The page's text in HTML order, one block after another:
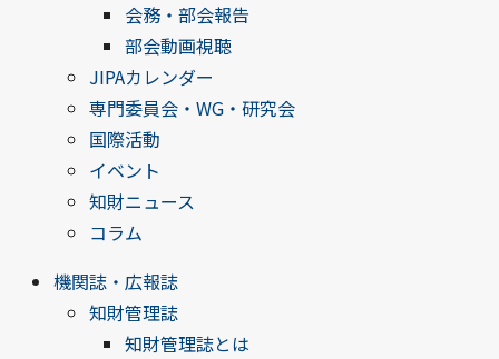
会務・部会報告
部会動画視聴
JIPAカレンダー
専門委員会・WG・研究会
国際活動
イベント
知財ニュース
コラム
機関誌・広報誌
知財管理誌
知財管理誌とは